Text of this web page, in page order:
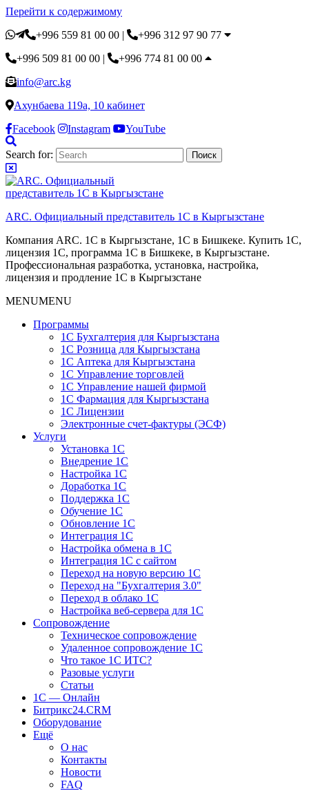
Перейти к содержимому
+996 559 81 00 00 |
+996 312 97 90 77
+996 509 81 00 00 |
+996 774 81 00 00
info@arc.kg
Ахунбаева 119а, 10 кабинет
Facebook
Instagram YouTube
Search for:
ARC. Официальный представитель 1С в Кыргызстане
Компания ARC. 1С в Кыргызстане, 1С в Бишкеке. Купить 1С,
лицензия 1С, программа 1С в Бишкеке, в Кыргызстане.
Профессиональная разработка, установка, настройка,
лицензия и продление 1С в Кыргызстане
MENUMENU
Программы
1С Бухгалтерия для Кыргызстана
1С Розница для Кыргызстана
1С Аптека для Кыргызстана
1С Управление торговлей
1С Управление нашей фирмой
1С Фармация для Кыргызстана
1С Лицензии
Электронные счет-фактуры (ЭСФ)
Услуги
Установка 1С
Внедрение 1С
Настройка 1С
Доработка 1С
Поддержка 1С
Обучение 1С
Обновление 1С
Интеграция 1С
Настройка обмена в 1С
Интеграция 1С с сайтом
Переход на новую версию 1С
Переход на "Бухгалтерия 3.0"
Переход в облако 1С
Настройка веб-сервера для 1С
Сопровождение
Техническое сопровождение
Удаленное сопровождение 1С
Что такое 1С ИТС?
Разовые услуги
Статьи
1С — Онлайн
Битрикс24.CRM
Оборудование
Ещё
О нас
Контакты
Новости
FAQ